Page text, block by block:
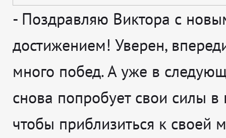
- Поздравляю Виктора с
достижением! Уверен,
много побед. А уже в
снова попробует свои силы в
чтобы приблизиться к своей